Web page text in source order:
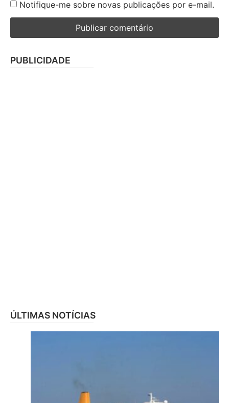
Notifique-me sobre novas publicações por e-mail.
PUBLICIDADE
ÚLTIMAS NOTÍCIAS